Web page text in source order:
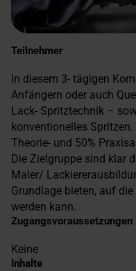
Teilnehmer
In diesem 3- tägigen
Anfängern oder auch
Lack- Spritztechnik –
konventionelles
Theorie- und 50%
Die Zielgruppe sind klar
Maler/
Grundlage bieten, auf
werden kann.
Zugangsvoraussetzungen
Keine
Inhalte